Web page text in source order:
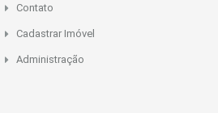
Contato
Cadastrar Imóvel
Administração